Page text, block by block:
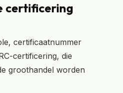
certificering
certificaatnummer
certificering, die
groothandel worden